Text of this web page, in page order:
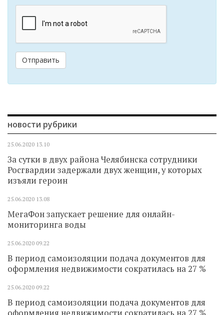
Отправить
новости рубрики
25.06.2020 13.10
За сутки в двух района Челябинска сотрудники
Росгвардии задержали двух женщин, у которых
изъяли героин
25.06.2020 13.08
МегаФон запускает решение для онлайн-
мониторинга воды
25.06.2020 09.22
В период самоизоляции подача документов для
оформления недвижимости сократилась на 27 %
25.06.2020 09.22
В период самоизоляции подача документов для